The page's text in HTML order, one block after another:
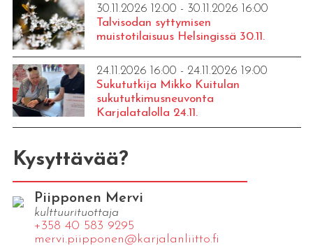
30.11.2026 12:00 - 30.11.2026 16:00
Talvisodan syttymisen
muistotilaisuus Helsingissä 30.11.
24.11.2026 16:00 - 24.11.2026 19:00
Sukututkija Mikko Kuitulan
sukututkimusneuvonta
Karjalatalolla 24.11.
Kysyttävää?
Piipponen Mervi
kulttuurituottaja
+358 40 583 9295
mervi.​piipponen@​kar​jala​nlii​tto.​fi